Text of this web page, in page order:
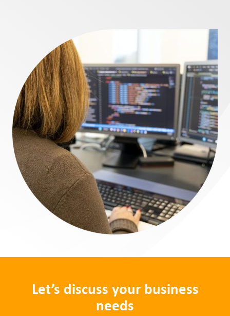
Let’s discuss your business
needs